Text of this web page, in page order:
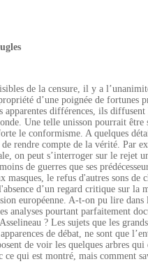
de la censure, il y a
d’une poignée de fortunes
différences, ils diffusent
Une telle unisson pourrait être
le conformisme. A quelques
rendre compte de la vérité. Par
on peut s’interroger sur le rejet
de guerres que ses
masques, le refus d'autres sons de
d’un regard critique sur la
européenne. A-t-on pu lire dans
analyses pourtant parfaitement
? Les sujets que les
de débat, ne sont que
de voir les quelques arbres
ce qui est montré, mais comment